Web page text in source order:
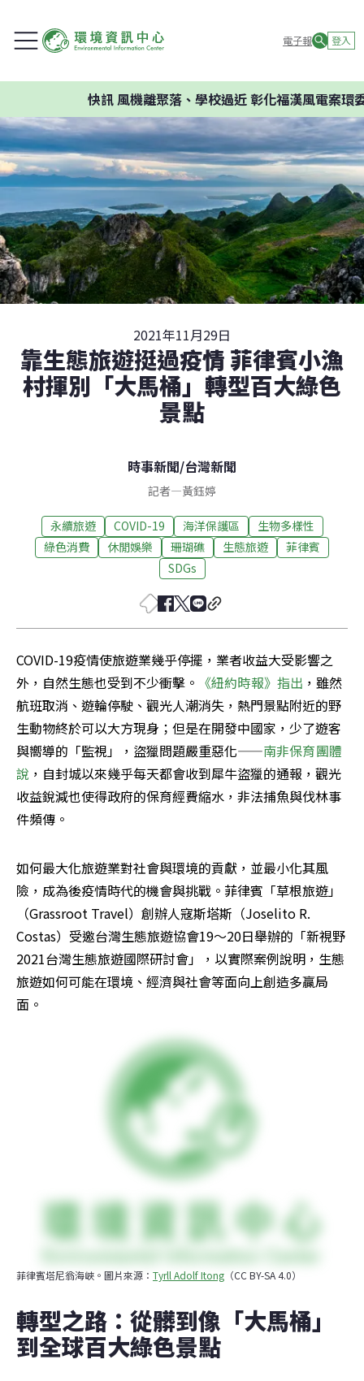
電子報 登入
風機離聚落、學校過近 彰化福漢風電案環委建議不
2021年11月29日
靠生態旅遊挺過疫情 菲律賓小漁
村揮別「大馬桶」轉型百大綠色
景點
時事新聞/台灣新聞
記者—黃鈺婷
永續旅遊 COVID-19 海洋保護區
生物多樣性
綠色消費
休閒娛樂 珊瑚礁 生態旅遊
菲律賓
SDGs
COVID-19疫情使旅遊業幾乎停擺，業者收益大受影響之
外，自然生態也受到不少衝擊。 《紐約時報》指出 ，雖然
航班取消、遊輪停駛、觀光人潮消失，熱門景點附近的野
生動物終於可以大方現身；但是在開發中國家，少了遊客
與嚮導的「監視」，盜獵問題嚴重惡化——南非保育團體
說 ，自封城以來幾乎每天都會收到犀牛盜獵的通報，觀光
收益銳減也使得政府的保育經費縮水，非法捕魚與伐林事
件頻傳。
如何最大化旅遊業對社會與環境的貢獻，並最小化其風
險，成為後疫情時代的機會與挑戰。菲律賓「草根旅遊」
（Grassroot Travel）創辦人寇斯塔斯（Joselito R.
Costas）受邀台灣生態旅遊協會19～20日舉辦的「新視野
2021台灣生態旅遊國際研討會」，以實際案例說明，生態
旅遊如何可能在環境、經濟與社會等面向上創造多贏局
面。
菲律賓塔尼翁海峽。圖片來源： Tyrll Adolf Itong （CC BY-SA 4.0）
轉型之路：從髒到像「大馬桶」
到全球百大綠色景點